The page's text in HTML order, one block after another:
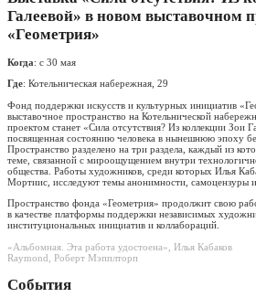
Галеевой» в новом выставочном
«Геометрия»
Когда: с 30 мая
Где: Котельническая набережная, 29
Фонд поддержки искусств и культурных инициатив
выставочное пространство на Котельнической
проектом станет «Сила отсутствия? Из коллекции Зои
посвященная состоянию человека в нынешнюю эпоху
Пространство разделено на три раздела, каждый из
теме, связанной с мироощущением внутри
общества. Работы художников, среди которых Илья
Мортиис, исследуют темы анонимности, самоцензуры и
Пространство фонда «Геометрия» продолжит свою
в качестве платформы поддержки независимых
институциональных инициатив и коллабораций.
«Альбомная. Эта работа удостоена», Илья Кабаков
Raymond, Роберт Мэпплторп
События